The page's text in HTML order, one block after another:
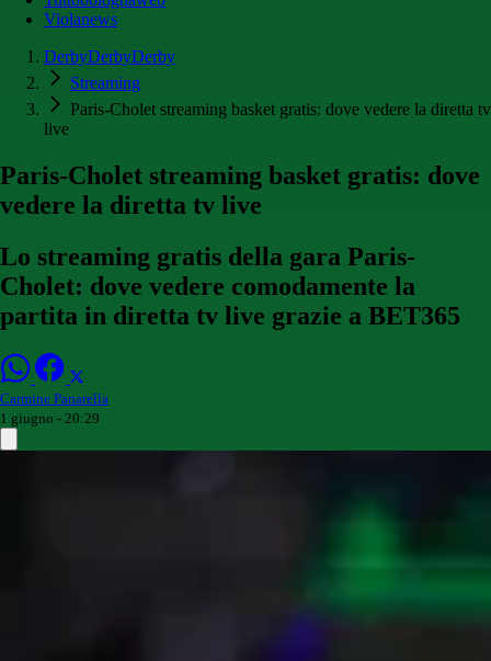
Violanews
DerbyDerbyDerby
Streaming
Paris-Cholet streaming basket gratis: dove vedere la diretta tv
live
Paris-Cholet streaming basket gratis: dove
vedere la diretta tv live
Lo streaming gratis della gara Paris-
Cholet: dove vedere comodamente la
partita in diretta tv live grazie a BET365
Carmine Panarella
1 giugno - 20:29